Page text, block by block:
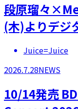
段原瑠々
(木)よりデジ
Juice=Juice
2026.7.28NEWS
10/14発売